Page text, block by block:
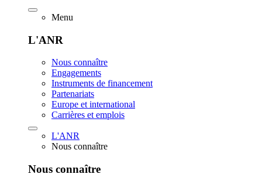
Menu
L'ANR
Nous connaître
Engagements
Instruments de financement
Partenariats
Europe et international
Carrières et emplois
L'ANR
Nous connaître
Nous connaître